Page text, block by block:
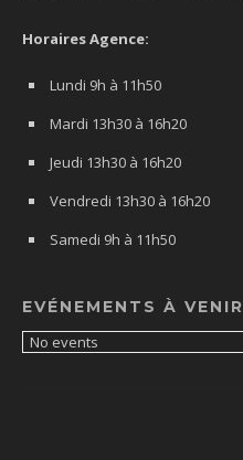
Horaires Agence:
Lundi 9h à 11h50
Mardi 13h30 à 16h20
Jeudi 13h30 à 16h20
Vendredi 13h30 à 16h20
Samedi 9h à 11h50
EVÉNEMENTS À VENIR
No events